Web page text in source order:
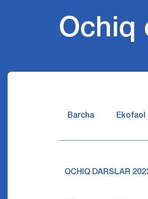
Ochiq
Barcha Ekofaol
OCHIQ DARSLAR